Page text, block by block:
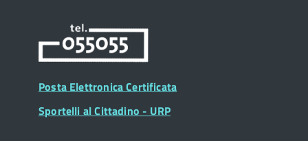
Dati 2015 (formato html)
Dati 2015 (formato csv)
Dati 2014 (formato html)
Posta Elettronica Certificata
Sportelli al Cittadino - URP